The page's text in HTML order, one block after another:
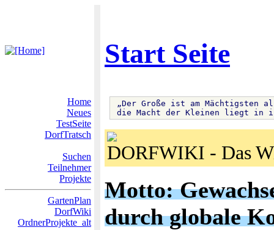
Start Seite
Home
Neues
TestSeite
DorfTratsch
Suchen
Teilnehmer
Projekte
GartenPlan
DorfWiki
OrdnerProjekte_alt
„Der Große ist am Mächtigsten
die Macht der Kleinen liegt in
DORFWIKI - Das
Motto:
durch globale